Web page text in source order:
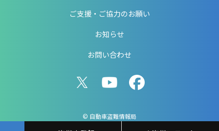
ご支援・ご協力のお願い
お知らせ
お問い合わせ
© 自動車盗難情報局